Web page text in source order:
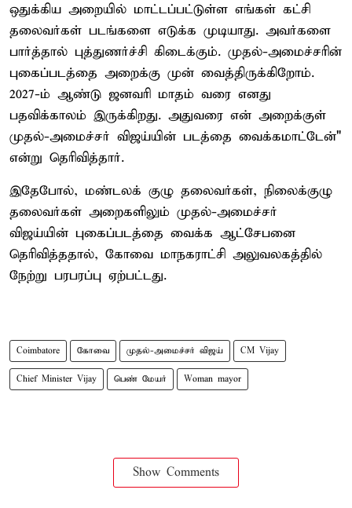
ஒதுக்கிய அறையில் மாட்டப்பட்டுள்ள எங்கள் கட்சி
தலைவர்கள் படங்களை எடுக்க முடியாது. அவர்களை
பார்த்தால் புத்துணர்ச்சி கிடைக்கும். முதல்-அமைச்சரின்
புகைப்படத்தை அறைக்கு முன் வைத்திருக்கிறோம்.
2027-ம் ஆண்டு ஜனவரி மாதம் வரை எனது
பதவிக்காலம் இருக்கிறது. அதுவரை என் அறைக்குள்
முதல்-அமைச்சர் விஜய்யின் படத்தை வைக்கமாட்டேன்"
என்று தெரிவித்தார்.
இதேபோல், மண்டலக் குழு தலைவர்கள், நிலைக்குழு
தலைவர்கள் அறைகளிலும் முதல்-அமைச்சர்
விஜய்யின் புகைப்படத்தை வைக்க ஆட்சேபனை
தெரிவித்ததால், கோவை மாநகராட்சி அலுவலகத்தில்
நேற்று பரபரப்பு ஏற்பட்டது.
Coimbatore கோவை முதல்-அமைச்சர் விஜய் CM Vijay
Chief Minister Vijay பெண் மேயர் Woman mayor
Show Comments